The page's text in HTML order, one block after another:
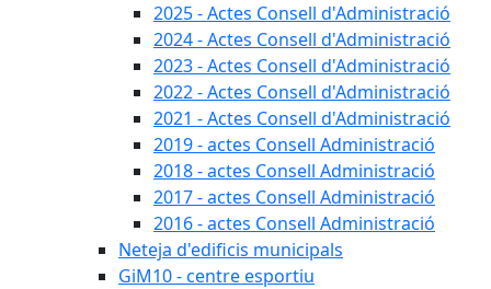
2025 - Actes Consell d'Administració
2024 - Actes Consell d'Administració
2023 - Actes Consell d'Administració
2022 - Actes Consell d'Administració
2021 - Actes Consell d'Administració
2019 - actes Consell Administració
2018 - actes Consell Administració
2017 - actes Consell Administració
2016 - actes Consell Administració
Neteja d'edificis municipals
GiM10 - centre esportiu